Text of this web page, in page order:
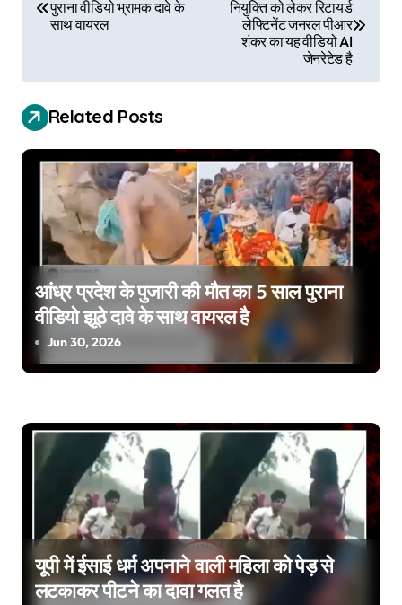
t
n
a
g
a
o
पुराना वीडियो भ्रामक दावे के
साथ वायरल
नियुक्ति को लेकर रिटायर्ड
लेफ्टिनेंट जनरल पीआर
शंकर का यह वीडियो AI
जेनरेटेड है
Related Posts
आंध्र प्रदेश के पुजारी की मौत का 5 साल पुराना
वीडियो झूठे दावे के साथ वायरल है
Jun 30, 2026
यूपी में ईसाई धर्म अपनाने वाली महिला को पेड़ से
लटकाकर पीटने का दावा गलत है